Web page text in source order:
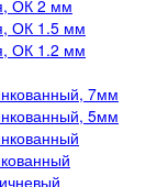
ОК 2 мм
ОК 1.5 мм
ОК 1.2 мм
7мм
5мм